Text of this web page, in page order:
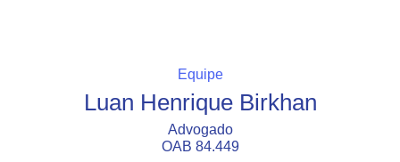
Equipe
Luan Henrique Birkhan
Advogado
OAB 84.449